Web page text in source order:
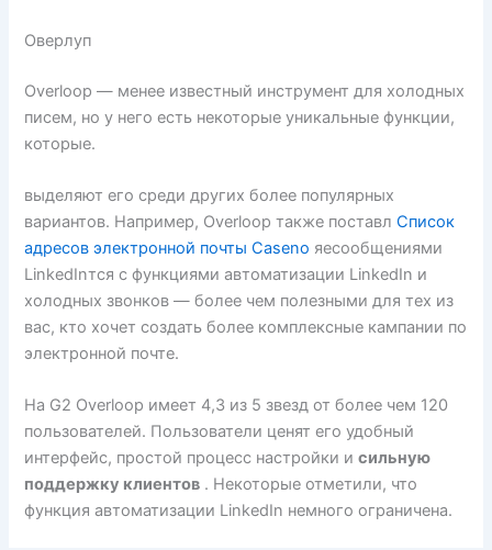
Оверлуп
Overloop — менее известный инструмент для холодных
писем, но у него есть некоторые уникальные функции,
которые.
выделяют его среди других более популярных
вариантов. Например, Overloop также поставлСписок
адресов электронной почты Caseno яесообщениями
LinkedInтся с функциями автоматизации LinkedIn и
холодных звонков — более чем полезными для тех из
вас, кто хочет создать более комплексные кампании по
электронной почте.
На G2 Overloop имеет 4,3 из 5 звезд от более чем 120
пользователей. Пользователи ценят его удобный
интерфейс, простой процесс настройки исильную
поддержку клиентов . Некоторые отметили, что
функция автоматизации LinkedIn немного ограничена.